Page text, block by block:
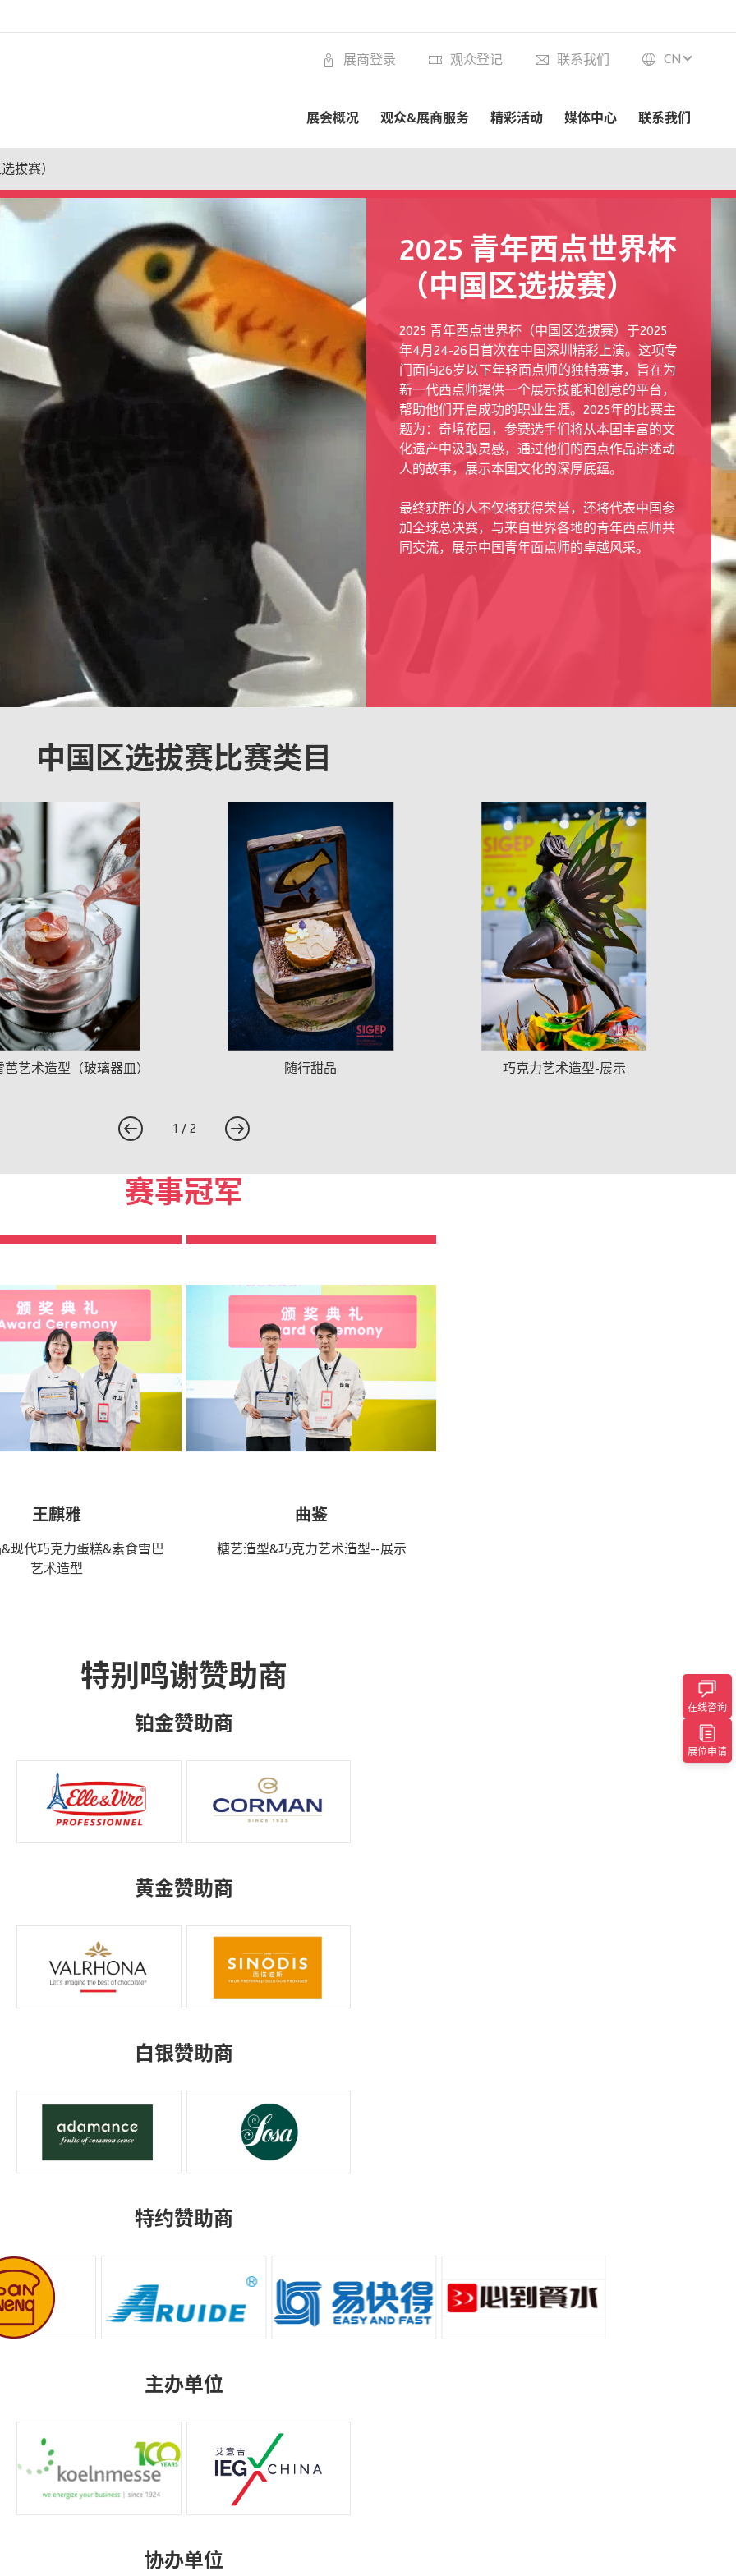
CN
联系我们
观众登记
展商登录
展会概况 观众&展商服务 精彩活动 媒体中心 联系我们
拔赛）
2025 青年西点世界杯
（中国区选拔赛）
2025 青年西点世界杯（中国区选拔赛）于2025
年4月24-26日首次在中国深圳精彩上演。这项专
门面向26岁以下年轻面点师的独特赛事，旨在为
新一代西点师提供一个展示技能和创意的平台，
帮助他们开启成功的职业生涯。2025年的比赛主
题为：奇境花园，参赛选手们将从本国丰富的文
化遗产中汲取灵感，通过他们的西点作品讲述动
人的故事，展示本国文化的深厚底蕴。
最终获胜的人不仅将获得荣誉，还将代表中国参
加全球总决赛，与来自世界各地的青年西点师共
同交流，展示中国青年面点师的卓越风采。
中国区选拔赛比赛类目
艺术造型（玻璃器皿） 随行甜品 巧克力艺术造型-展示
1 / 2
赛事冠军
王麒雅
现代巧克力蛋糕&素食雪巴
艺术造型
曲鉴
糖艺造型&巧克力艺术造型--展示
特别鸣谢赞助商
铂金赞助商
黄金赞助商
白银赞助商
特约赞助商
主办单位
协办单位
在线咨询
展位申请